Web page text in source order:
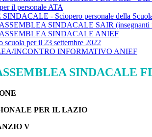
il personale ATA
- Sciopero personale della
SINDACALE SAIR (insegnanti
SINDACALE ANIEF
scuola per il 23 settembre 2022
INCONTRO INFORMATIVO ANIEF
SINDACALE
PER IL LAZIO
V